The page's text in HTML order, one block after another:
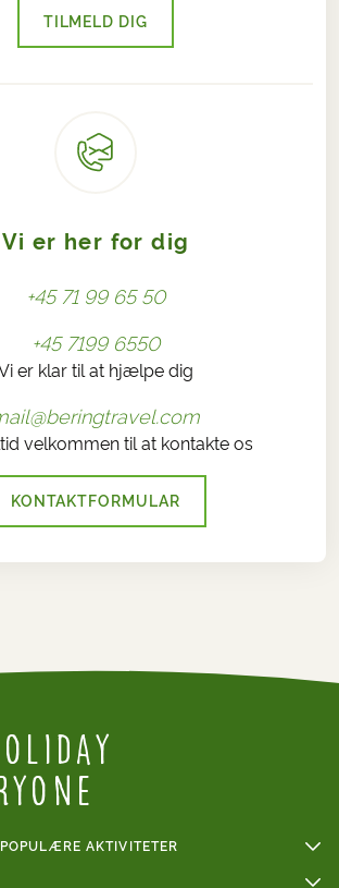
TILMELD DIG
Vi er her for dig
+45 71 99 65 50
+45 7199 6550
er klar til at hjælpe dig
velkommen til at kontakte os
KONTAKTFORMULAR
AKTIVITETER